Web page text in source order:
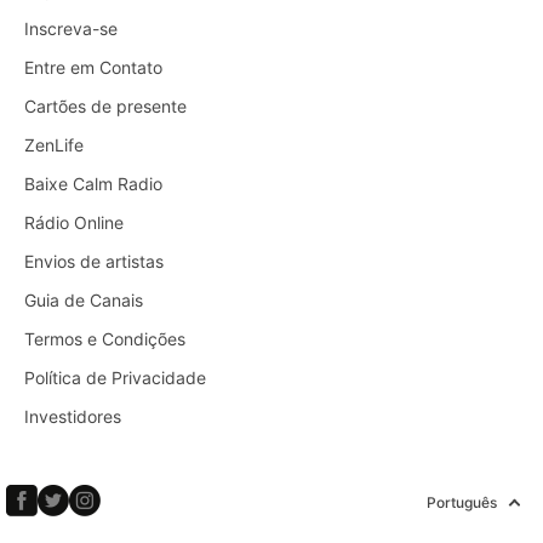
Inscreva-se
Entre em Contato
Cartões de presente
ZenLife
Baixe Calm Radio
Rádio Online
Envios de artistas
Guia de Canais
Termos e Condições
Política de Privacidade
Investidores
Português